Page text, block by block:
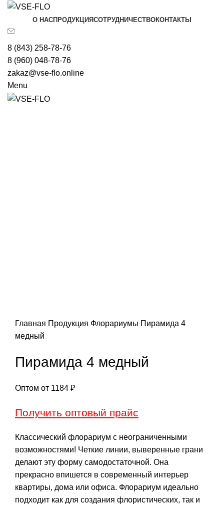
О НАСПРОДУКЦИЯСОТРУДНИЧЕСТВОКОНТАКТЫ
8 (843) 258-78-76
8 (960) 048-78-76
zakaz@vse-flo.online
Menu
Главная Продукция Флорариумы Пирамида 4
медный
Пирамида 4 медный
Оптом от 1184 ₽
Получить оптовый прайс
Классический флорариум с неограниченными
возможностями! Четкие линии, выверенные грани
делают эту форму самодостаточной. Она
прекрасно впишется в современный интерьер
квартиры, дома или офиса. Флорариум идеально
подходит как для создания флористических, так и